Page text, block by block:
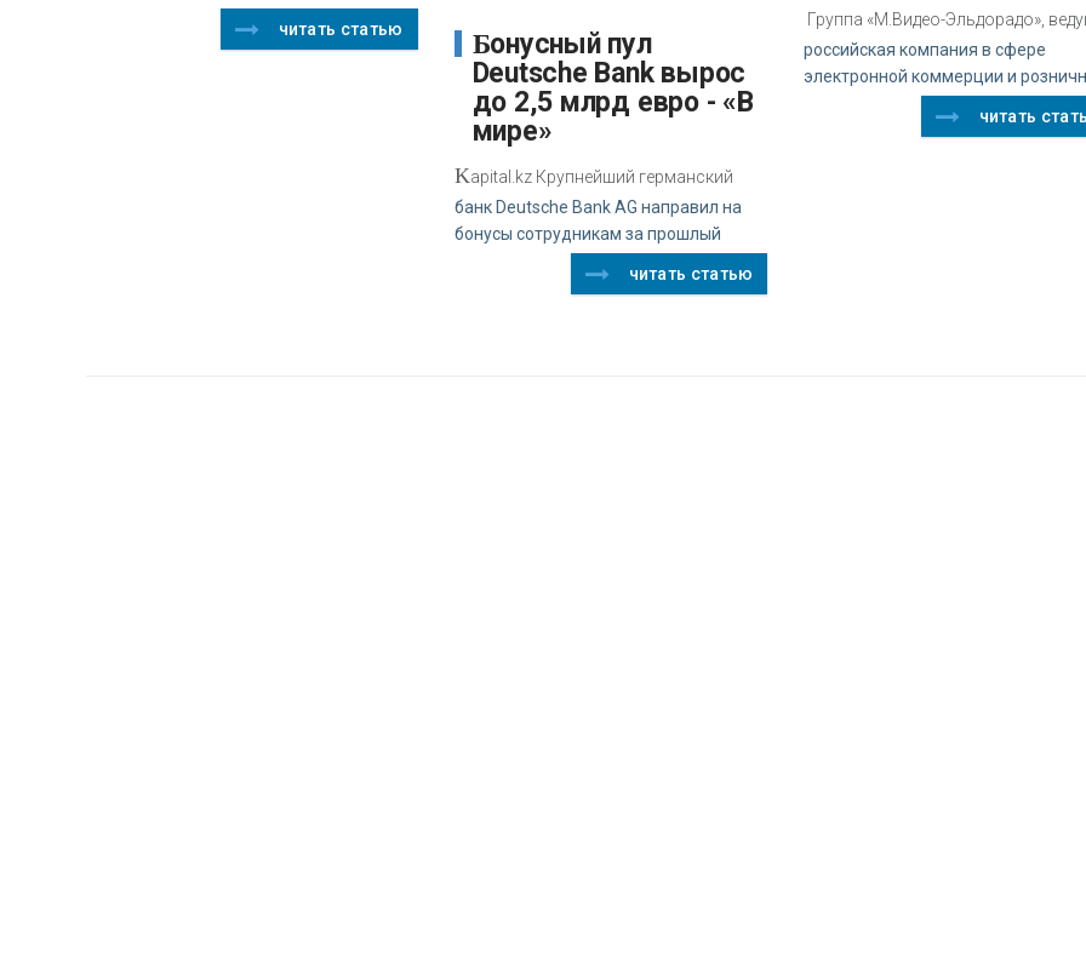
читать статью Бонусный пул
Deutsche Bank вырос
до 2,5 млрд евро - «В
мире»
Kapital.kz Крупнейший германский
банк Deutsche Bank AG направил на
бонусы сотрудникам за прошлый
читать статью
Группа «М.Видео-Эльдорадо»,
российская компания в сфере
электронной коммерции и
читать